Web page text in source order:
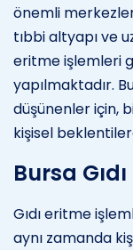
önemli
tıbbi altyapı ve
eritme işlemleri
yapılmaktadır.
düşünenler için,
kişisel
Bursa
Gıdı eritme
aynı zamanda